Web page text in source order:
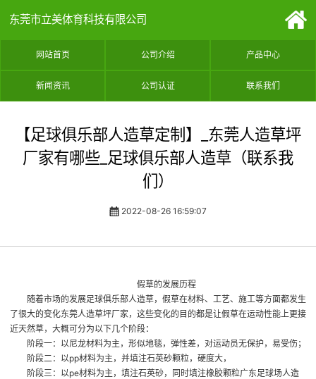
东莞市立美体育科技有限公司
网站首页 公司介绍 产品中心
新闻资讯 公司认证 联系我们
【足球俱乐部人造草定制】_东莞人造草坪
厂家有哪些_足球俱乐部人造草（联系我
们）
2022-08-26 16:59:07
假草的发展历程
随着市场的发展足球俱乐部人造草，假草在材料、工艺、施工等方面都发生
了很大的变化东莞人造草坪厂家 ，这些变化的目的都是让假草在运动性能上更接
近天然草，大概可分为以下几个阶段：
阶段一：以尼龙材料为主，形似地毯，弹性差，对运动员无保护，易受伤；
阶段二：以pp材料为主，并填注石英砂颗粒，硬度大，
阶段三：以pe材料为主，填注石英砂，同时填注橡胶颗粒广东足球场人造